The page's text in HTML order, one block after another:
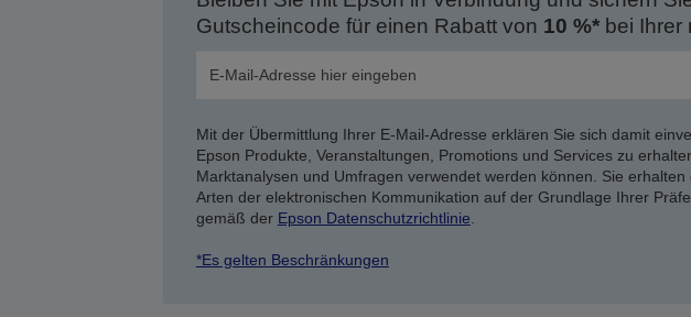
Gutscheincode für einen Rabatt von 10 %*bei Ihrer
Mit der Übermittlung Ihrer E-Mail-Adresse erklären Sie sich damit
Epson Produkte, Veranstaltungen, Promotions und Services zu
Marktanalysen und Umfragen verwendet werden können. Sie
Arten der elektronischen Kommunikation auf der Grundlage Ihrer
gemäß der Epson Datenschutzrichtlinie.
*Es gelten Beschränkungen